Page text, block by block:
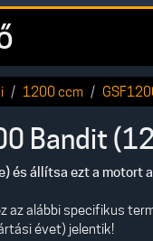
1200 ccm
Bandit
és állítsa ezt a motort
az alábbi specifikus
évet) jelentik!